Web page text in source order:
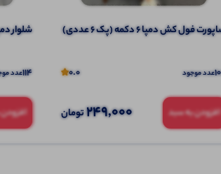
فول کش دمپا 6 دکمه (پک 6 عددی)
عدد موجود 0.0
افزودن به سبد 249,000تومان
شلوار
114عدد